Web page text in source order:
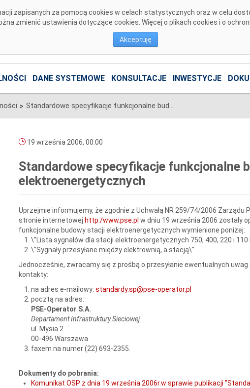
zapisanych za pomocą cookies w celach statystycznych oraz w celu
zmienić ustawienia dotyczące cookies. Więcej o plikach cookies i o
Akceptuję
DANE SYSTEMOWE KONSULTACJE INWESTYCJE
> Standardowe specyfikacje funkcjonalne budowy stacji elektroenergetycznych
19 września 2006, 00:00
Standardowe specyfikacje funkcjonalne
elektroenergetycznych
Uprzejmie informujemy, że zgodnie z Uchwałą NR 259/74/2006 Zarządu
stronie internetowej http:/www.pse.pl w dniu 19 września 2006 zostały
funkcjonalne budowy stacji elektroenergetycznych wymienione poniżej:
\"Lista sygnałów dla stacji elektroenergetycznych 750, 400, 220 i 110
\"Sygnały przesyłane między elektrownią, a stacją\".
Jednocześnie, zwracamy się z prośbą o przesyłanie ewentualnych
kontakty:
na adres e-mailowy: standardy.sp@pse-operator.pl
pocztą na adres:
PSE-Operator S.A.
Departament Infrastruktury Sieciowej
ul. Mysia 2
00-496 Warszawa
faxem na numer (22) 693-2355.
Dokumenty do pobrania:
Komunikat OSP z dnia 19 września 2006r.w sprawie publikacji